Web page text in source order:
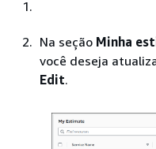
Na seção Minha
você deseja
Edit.